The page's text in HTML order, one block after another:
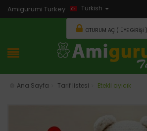
Amigurumi Turkey Turkish
OTURUM AÇ ( ÜYE GIRIŞI )
Ana Sayfa Tarif listesi Etekli ayıcık